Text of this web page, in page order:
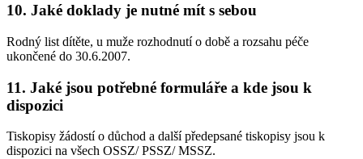
10. Jaké doklady je nutné mít s sebou
Rodný list dítěte, u muže rozhodnutí o době a rozsahu péče
ukončené do 30.6.2007.
11. Jaké jsou potřebné formuláře a kde jsou k
dispozici
Tiskopisy žádostí o důchod a další předepsané tiskopisy jsou k
dispozici na všech OSSZ/ PSSZ/ MSSZ.